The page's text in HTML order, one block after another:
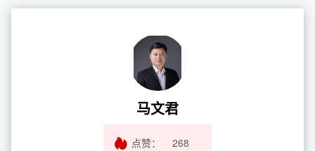
马文君
点赞： 268